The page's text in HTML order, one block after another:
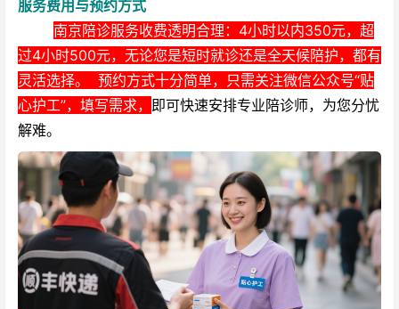
服务费用与预约方式
南京陪诊服务收费透明合理：4小时以内350元，超
过4小时500元，无论您是短时就诊还是全天候陪护，都有
灵活选择。 预约方式十分简单，只需关注微信公众号“贴
心护工”，填写需求， 即可快速安排专业陪诊师，为您分忧
解难。